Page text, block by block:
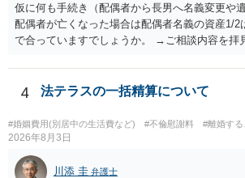
仮に何も手続き（配偶者から長男へ名義変更や
配偶者が亡くなった場合は配偶者名義の資産1/2
で合っていますでしょうか。 →ご相談内容を拝
完全に所有する場合は、他の相続人に対して自
償金の支払いが必要になります。
4 法テラスの一括精算について
#婚姻費用(別居中の生活費など) #不倫慰謝料 #離婚す
2026年8月3日
川添 圭 弁護士